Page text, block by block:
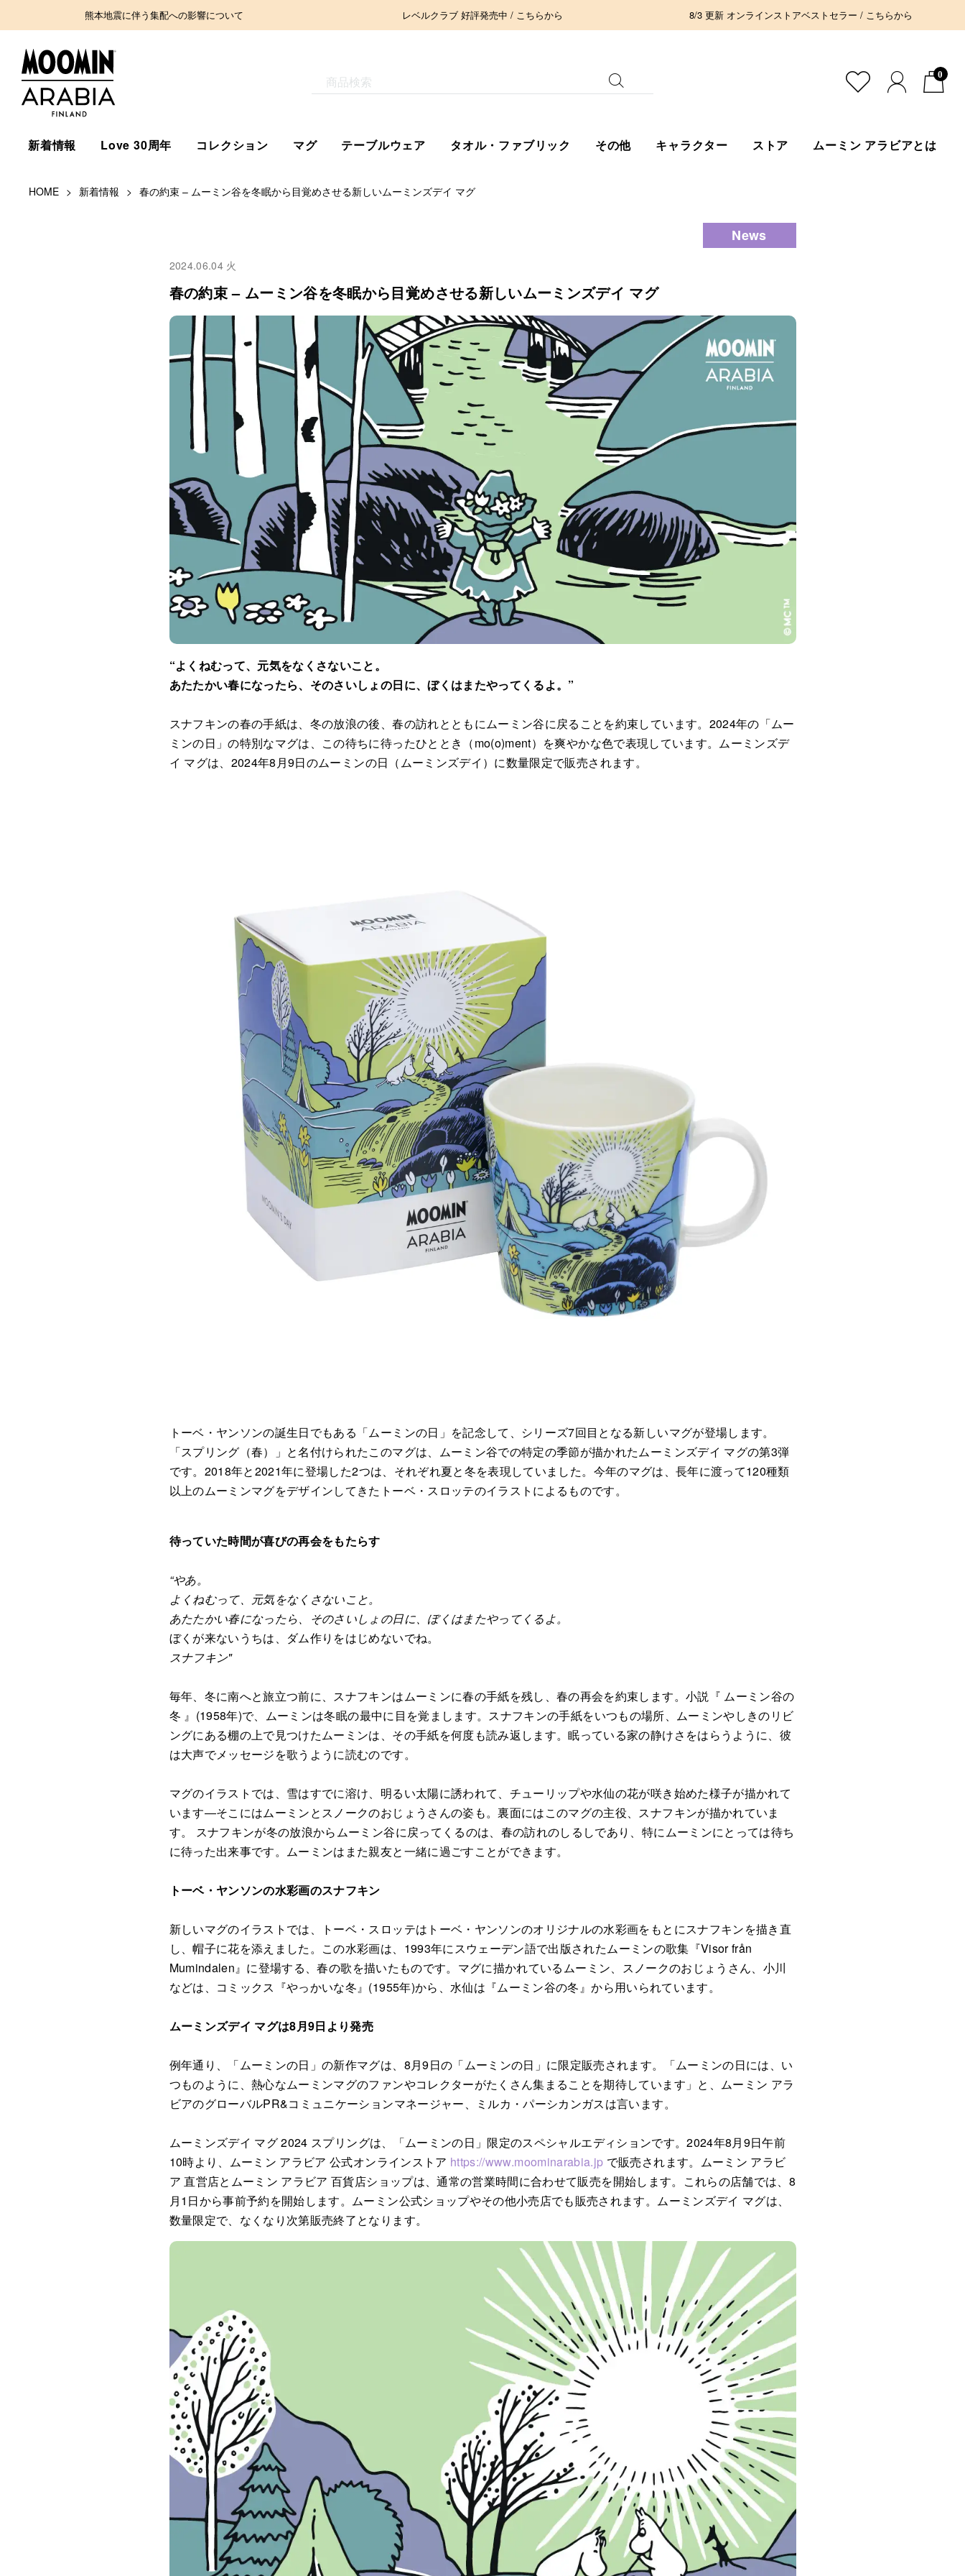
熊本地震に伴う集配への影響について レベルクラブ 好評発売中 / こちらから 8/3 更新 オンラインストアベストセラー / こちらから
0
新着情報 Love 30周年 コレクション マグ テーブルウェア タオル・ファブリック その他 キャラクター ストア ムーミン アラビアとは
HOME 新着情報 春の約束 – ムーミン谷を冬眠から目覚めさせる新しいムーミンズデイ マグ
News
2024.06.04 火
春の約束 – ムーミン谷を冬眠から目覚めさせる新しいムーミンズデイ マグ
“よくねむって、元気をなくさないこと。
あたたかい春になったら、そのさいしょの日に、ぼくはまたやってくるよ。”
スナフキンの春の手紙は、冬の放浪の後、春の訪れとともにムーミン谷に戻ることを約束しています。2024年の「ムー
ミンの日」の特別なマグは、この待ちに待ったひととき（mo(o)ment）を爽やかな色で表現しています。ムーミンズデ
イ マグは、2024年8月9日のムーミンの日（ムーミンズデイ）に数量限定で販売されます。
トーベ・ヤンソンの誕生日でもある「ムーミンの日」を記念して、シリーズ7回目となる新しいマグが登場します。
「スプリング（春）」と名付けられたこのマグは、ムーミン谷での特定の季節が描かれたムーミンズデイ マグの第3弾
です。2018年と2021年に登場した2つは、それぞれ夏と冬を表現していました。今年のマグは、長年に渡って120種類
以上のムーミンマグをデザインしてきたトーベ・スロッテのイラストによるものです。
待っていた時間が喜びの再会をもたらす
“やあ。
よくねむって、元気をなくさないこと。
あたたかい春になったら、そのさいしょの日に、ぼくはまたやってくるよ。
ぼくが来ないうちは、ダム作りをはじめないでね。
スナフキン"
毎年、冬に南へと旅立つ前に、スナフキンはムーミンに春の手紙を残し、春の再会を約束します。小説『 ムーミン谷の
冬 』(1958年)で、ムーミンは冬眠の最中に目を覚まします。スナフキンの手紙をいつもの場所、ムーミンやしきのリビ
ングにある棚の上で見つけたムーミンは、その手紙を何度も読み返します。眠っている家の静けさをはらうように、彼
は大声でメッセージを歌うように読むのです。
マグのイラストでは、雪はすでに溶け、明るい太陽に誘われて、チューリップや水仙の花が咲き始めた様子が描かれて
います―そこにはムーミンとスノークのおじょうさんの姿も。裏面にはこのマグの主役、スナフキンが描かれていま
す。 スナフキンが冬の放浪からムーミン谷に戻ってくるのは、春の訪れのしるしであり、特にムーミンにとっては待ち
に待った出来事です。ムーミンはまた親友と一緒に過ごすことができます。
トーベ・ヤンソンの水彩画のスナフキン
新しいマグのイラストでは、トーベ・スロッテはトーベ・ヤンソンのオリジナルの水彩画をもとにスナフキンを描き直
し、帽子に花を添えました。この水彩画は、1993年にスウェーデン語で出版されたムーミンの歌集『Visor från
Mumindalen』に登場する、春の歌を描いたものです。マグに描かれているムーミン、スノークのおじょうさん、小川
などは、コミックス『やっかいな冬』(1955年)から、水仙は『ムーミン谷の冬』から用いられています。
ムーミンズデイ マグは8月9日より発売
例年通り、「ムーミンの日」の新作マグは、8月9日の「ムーミンの日」に限定販売されます。「ムーミンの日には、い
つものように、熱心なムーミンマグのファンやコレクターがたくさん集まることを期待しています」と、ムーミン アラ
ビアのグローバルPR&コミュニケーションマネージャー、ミルカ・パーシカンガスは言います。
ムーミンズデイ マグ 2024 スプリングは、「ムーミンの日」限定のスペシャルエディションです。2024年8月9日午前
10時より、ムーミン アラビア 公式オンラインストア https://www.moominarabia.jp で販売されます。ムーミン アラビ
ア 直営店とムーミン アラビア 百貨店ショップは、通常の営業時間に合わせて販売を開始します。これらの店舗では、8
月1日から事前予約を開始します。ムーミン公式ショップやその他小売店でも販売されます。ムーミンズデイ マグは、
数量限定で、なくなり次第販売終了となります。